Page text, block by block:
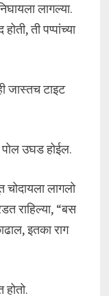
लागल्या.
ती पप्पांच्या
जास्तच टाइट
पोल उघड होईल.
लागलो
राहिल्या, “बस
इतका राग